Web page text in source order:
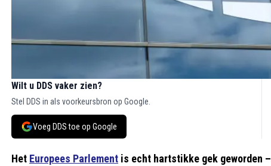
Wilt u DDS vaker zien?
Stel DDS in als voorkeursbron op Google.
Voeg DDS toe op Google
Het Europees Parlement is echt hartstikke gek geworden